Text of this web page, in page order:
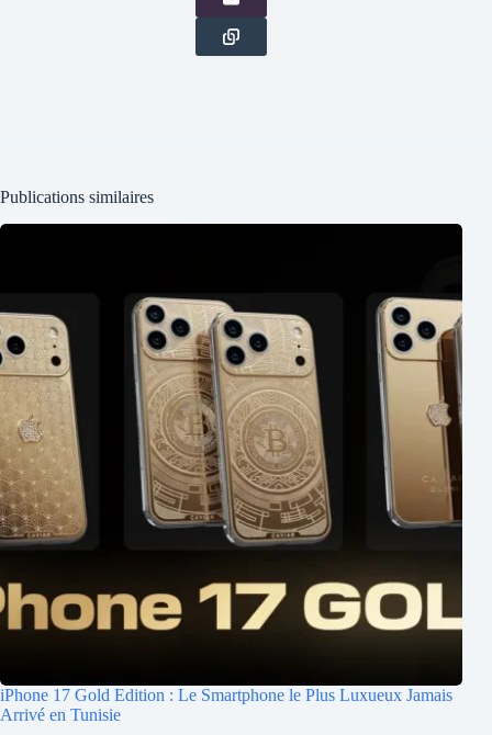
Publications similaires
iPhone 17 Gold Edition : Le Smartphone le Plus Luxueux Jamais
Arrivé en Tunisie